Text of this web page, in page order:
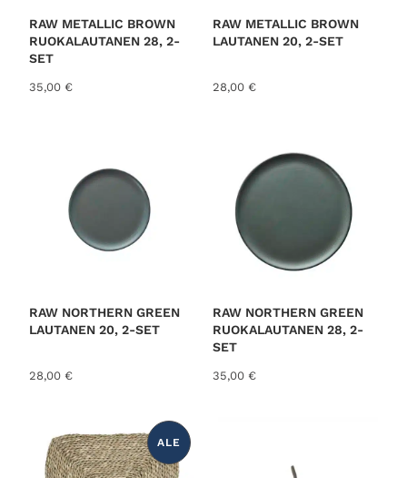
RAW METALLIC BROWN
RUOKALAUTANEN 28, 2-
SET
35,00 €
RAW METALLIC BROWN
LAUTANEN 20, 2-SET
28,00 €
RAW NORTHERN GREEN
LAUTANEN 20, 2-SET
28,00 €
RAW NORTHERN GREEN
RUOKALAUTANEN 28, 2-
SET
35,00 €
ALE
T
O